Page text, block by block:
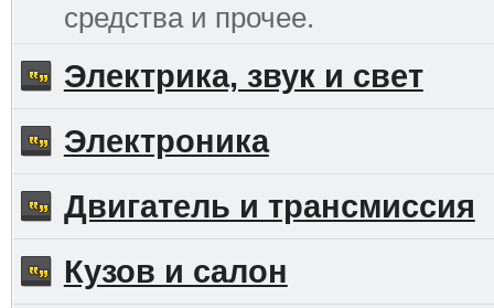
средства и прочее.
Электрика, звук и свет
Электроника
Двигатель и трансмиссия
Кузов и салон